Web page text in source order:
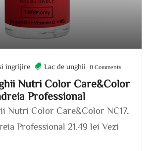
Nutri Color Care&Color
Professional
ingrijire Lac de unghii 0 Comments
Nutri Color Care&Color NC17,
Professional 21.49 lei Vezi